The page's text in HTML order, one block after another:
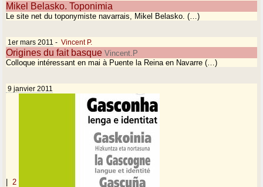
Mikel Belasko. Toponimia
Le site net du toponymiste navarrais, Mikel Belasko. (…)
1er mars 2011 - Vincent P.
Origines du fait basque Vincent.P
Colloque intéressant en mai à Puente la Reina en Navarre (…)
9 janvier 2011
2